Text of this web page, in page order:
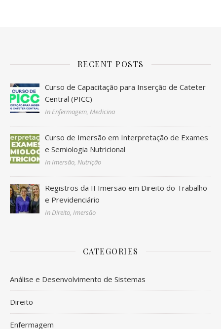
RECENT POSTS
Curso de Capacitação para Inserção de Cateter
Central (PICC)
In Enfermagem, Medicina
Curso de Imersão em Interpretação de Exames
e Semiologia Nutricional
In Imersão, Nutrição
Registros da II Imersão em Direito do Trabalho
e Previdenciário
In Direito, Imersão
CATEGORIES
Análise e Desenvolvimento de Sistemas
Direito
Enfermagem